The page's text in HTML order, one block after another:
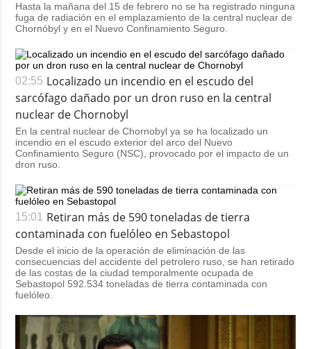
Hasta la mañana del 15 de febrero no se ha registrado ninguna
fuga de radiación en el emplazamiento de la central nuclear de
Chornóbyl y en el Nuevo Confinamiento Seguro.
02:55 Localizado un incendio en el escudo del
sarcófago dañado por un dron ruso en la central
nuclear de Chornobyl
En la central nuclear de Chornobyl ya se ha localizado un
incendio en el escudo exterior del arco del Nuevo
Confinamiento Seguro (NSC), provocado por el impacto de un
dron ruso.
15:01
Retiran más de 590 toneladas de tierra
contaminada con fuelóleo en Sebastopol
Desde el inicio de la operación de eliminación de las
consecuencias del accidente del petrolero ruso, se han retirado
de las costas de la ciudad temporalmente ocupada de
Sebastopol 592.534 toneladas de tierra contaminada con
fuelóleo.